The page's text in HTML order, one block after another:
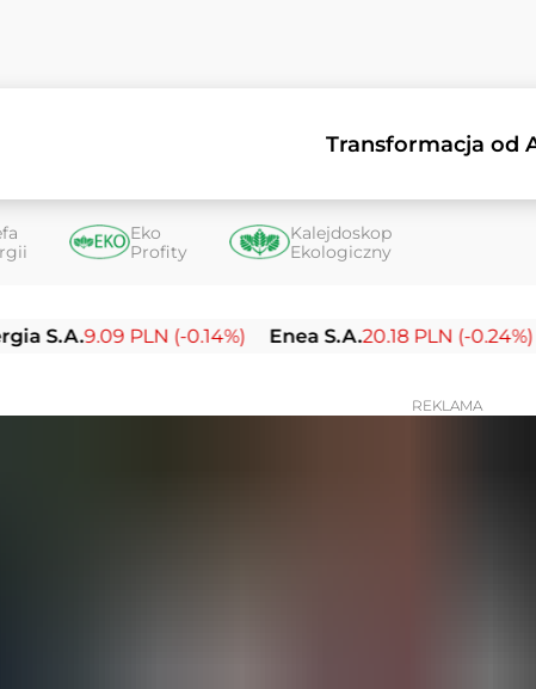
Transformacja od
Eko
Profity
Kalejdoskop
Ekologiczny
9.09 PLN (-0.14%) Enea S.A.20.18 PLN (-0.24%)
REKLAMA